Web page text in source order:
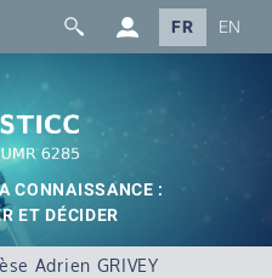
FR EN
CONNAISSANCE :
ET DÉCIDER
Adrien GRIVEY